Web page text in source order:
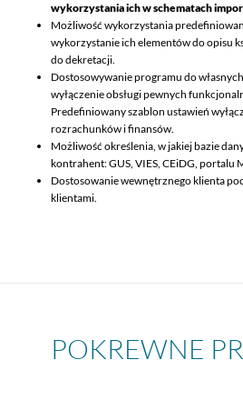
wykorzystania ich w schematach
Możliwość wykorzystania
wykorzystanie ich elementów do opisu
do dekretacji.
Dostosowywanie programu do
wyłączenie obsługi pewnych
Predefiniowany szablon ustawień
rozrachunków i finansów.
Możliwość określenia, w jakiej bazie
kontrahent: GUS, VIES, CEiDG, portalu
Dostosowanie wewnętrznego klienta
klientami.
POKREWNE